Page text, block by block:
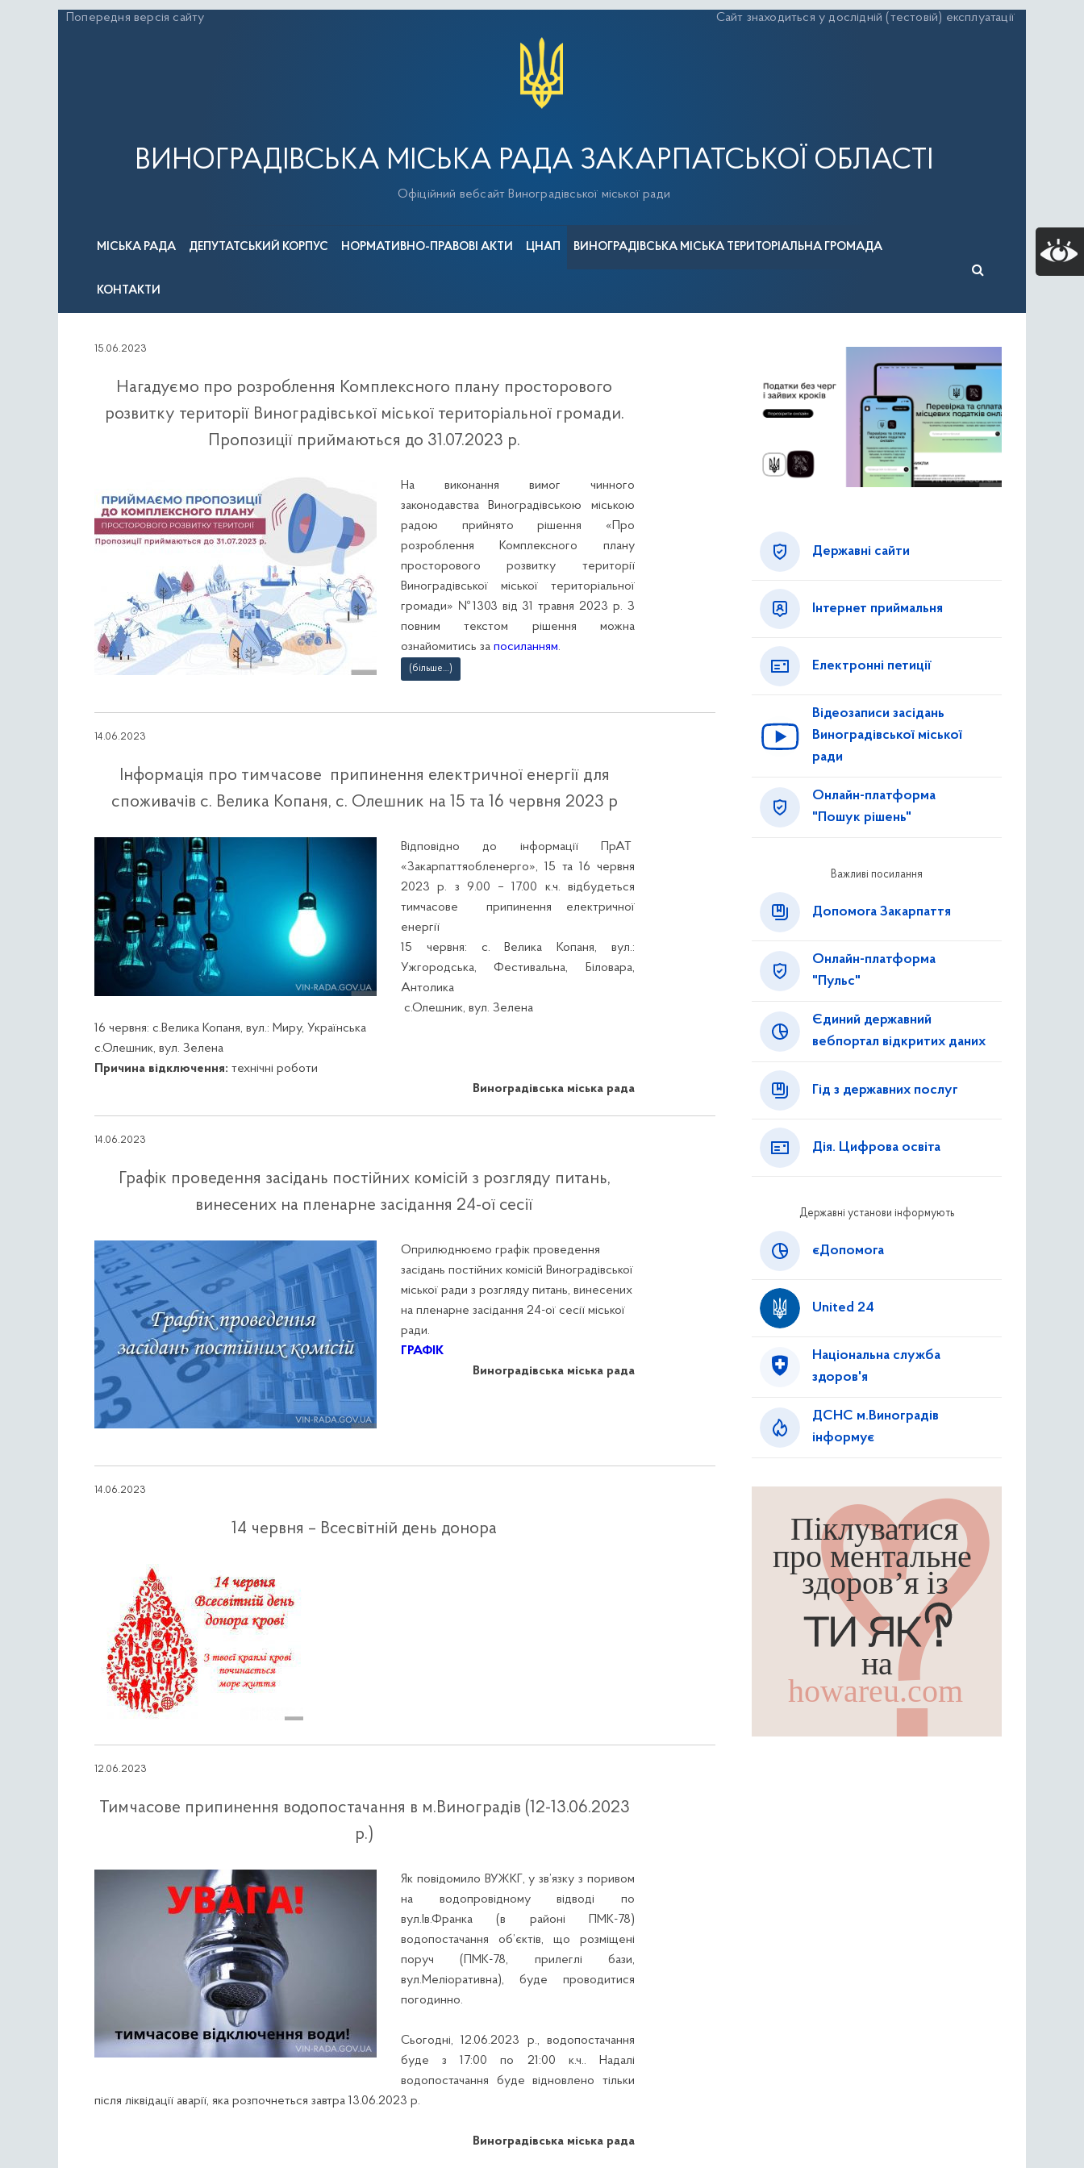
Перейти
Попередня версія сайту Сайт знаходиться у дослідній (тестовій) експлуатації
ВИНОГРАДІВСЬКА МІСЬКА РАДА ЗАКАРПАТСЬКОЇ ОБЛАСТІ
Офіційний вебсайт Виноградівської міської ради
МІСЬКА РАДА ДЕПУТАТСЬКИЙ КОРПУС НОРМАТИВНО-ПРАВОВІ АКТИ ЦНАП ВИНОГРАДІВСЬКА МІСЬКА ТЕРИТОРІАЛЬНА ГРОМАДА
КОНТАКТИ
15.06.2023
Нагадуємо про розроблення Комплексного плану просторового
розвитку території Виноградівської міської територіальної громади.
Пропозиції приймаються до 31.07.2023 р.
На виконання вимог чинного
законодавства Виноградівською міською
радою прийнято рішення «Про
розроблення Комплексного плану
просторового розвитку території
Виноградівської міської територіальної
громади» №1303 від 31 травня 2023 р. З
повним текстом рішення можна
ознайомитись за посиланням.
(більше…)
14.06.2023
Інформація про тимчасове припинення електричної енергії для
споживачів c. Велика Копаня, с. Олешник на 15 та 16 червня 2023 р
Відповідно до інформації ПрАТ
«Закарпаттяобленерго», 15 та 16 червня
2023 р. з 9.00 – 17.00 к.ч. відбудеться
тимчасове припинення електричної
енергії
15 червня: с. Велика Копаня, вул.:
Ужгородська, Фестивальна, Біловара,
Антолика
с.Олешник, вул. Зелена
16 червня: с.Велика Копаня, вул.: Миру, Українська
с.Олешник, вул. Зелена
Причина відключення: технічні роботи
Виноградівська міська рада
14.06.2023
Графік проведення засідань постійних комісій з розгляду питань,
винесених на пленарне засідання 24-ої сесії
Оприлюднюємо графік проведення
засідань постійних комісій Виноградівської
міської ради з розгляду питань, винесених
на пленарне засідання 24-ої сесії міської
ради.
ГРАФІК
Виноградівська міська рада
14.06.2023
14 червня – Всесвітній день донора
12.06.2023
Тимчасове припинення водопостачання в м.Виноградів (12-13.06.2023
р.)
Як повідомило ВУЖКГ, у зв’язку з поривом
на водопровідному відводі по
вул.Ів.Франка (в районі ПМК-78)
водопостачання об’єктів, що розміщені
поруч (ПМК-78, прилеглі бази,
вул.Меліоративна), буде проводитися
погодинно.
Сьогодні, 12.06.2023 р., водопостачання
буде з 17:00 по 21:00 к.ч.. Надалі
водопостачання буде відновлено тільки
після ліквідації аварії, яка розпочнеться завтра 13.06.2023 р.
Виноградівська міська рада
Державні сайти
Інтернет приймальня
Електронні петиції
Відеозаписи засідань
Виноградівської міської
ради
Онлайн-платформа
"Пошук рішень"
Важливі посилання
Допомога Закарпаття
Онлайн-платформа
"Пульс"
Єдиний державний
вебпортал відкритих даних
Гід з державних послуг
Дія. Цифрова освіта
Державні установи інформують
єДопомога
United 24
Національна служба
здоров'я
ДСНС м.Виноградів
інформує